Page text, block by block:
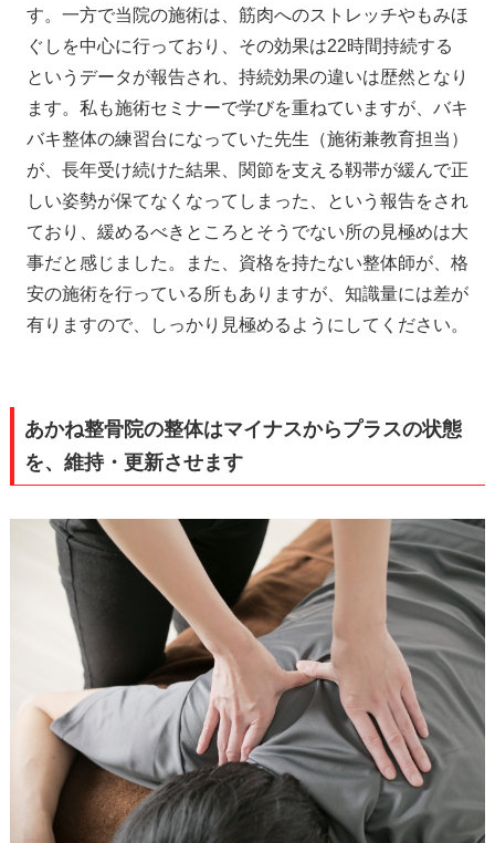
す。一方で当院の施術は、筋肉へのストレッチやもみほ
ぐしを中心に行っており、その効果は22時間持続する
というデータが報告され、持続効果の違いは歴然となり
ます。私も施術セミナーで学びを重ねていますが、バキ
バキ整体の練習台になっていた先生（施術兼教育担当）
が、長年受け続けた結果、関節を支える靱帯が緩んで正
しい姿勢が保てなくなってしまった、という報告をされ
ており、緩めるべきところとそうでない所の見極めは大
事だと感じました。また、資格を持たない整体師が、格
安の施術を行っている所もありますが、知識量には差が
有りますので、しっかり見極めるようにしてください。
あかね整骨院の整体はマイナスからプラスの状態
を、維持・更新させます